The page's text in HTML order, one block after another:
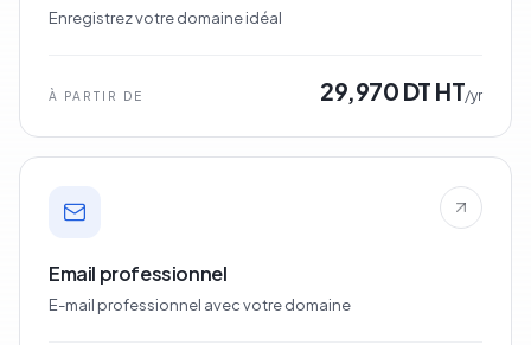
Enregistrez votre domaine idéal
À PARTIR DE 29,970 DT HT/yr
Email professionnel
E-mail professionnel avec votre domaine